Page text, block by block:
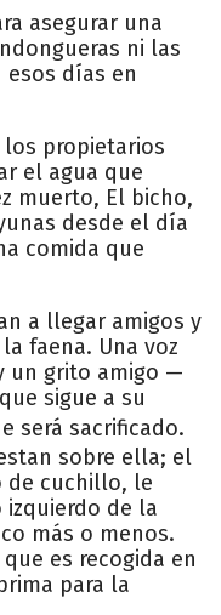
asegurar una
ni las
esos días en
los propietarios
el agua que
muerto, El bicho,
desde el día
comida que
a llegar amigos y
faena. Una voz
un grito amigo —
sigue a su
será sacrificado.
sobre ella; el
de cuchillo, le
de la
más o menos.
es recogida en
para la